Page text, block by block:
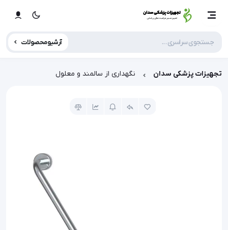
آرشیو محصولات
تجهیزات پزشکی سدان نگهداری از سالمند و معلول